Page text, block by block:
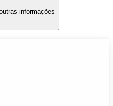
informações